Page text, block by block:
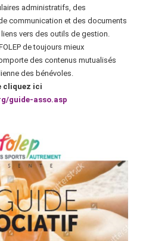
administratifs, des
communication et des documents
vers des outils de gestion.
de toujours mieux
des contenus mutualisés
des bénévoles.
cliquez ici
guide-asso.asp